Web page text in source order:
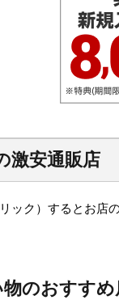
激安通販店
ック）するとお店
のおすすめ